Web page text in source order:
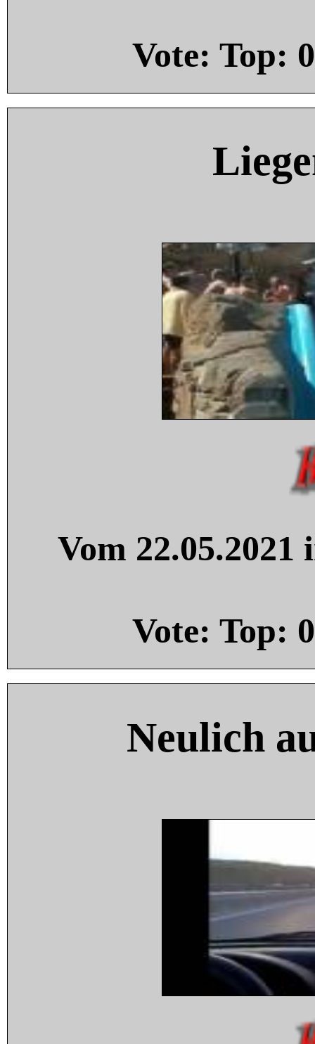
Vote: Top: 0
Vom
Vote: Top: 0
Neulich